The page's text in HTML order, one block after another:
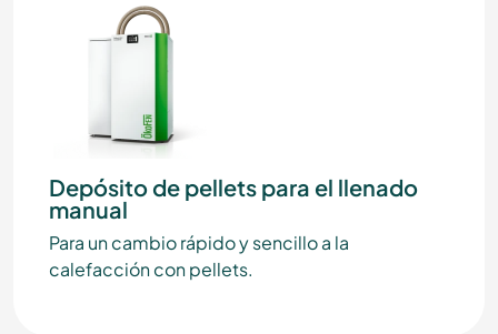
Depósito de pellets para el llenado
manual
Para un cambio rápido y sencillo a la
calefacción con pellets.